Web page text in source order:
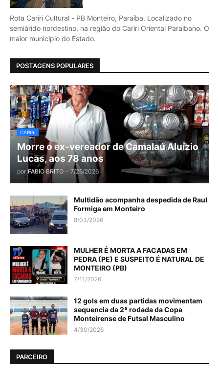
Rota Cariri Cultural - PB Monteiro, Paraíba. Localizado no
semiárido nordestino, na região do Cariri Oriental Paraibano. O
maior município do Estado.
POSTAGENS POPULARES
CARIRI
Morre o ex-vereador de Camalaú Aluízio
Lucas, aos 78 anos
por FABIO BRITO - 7/26/2026
Multidão acompanha despedida de Raul
Formiga em Monteiro
8/03/2026
MULHER É MORTA A FACADAS EM
PEDRA (PE) E SUSPEITO É NATURAL DE
MONTEIRO (PB)
7/11/2026
12 gols em duas partidas movimentam
sequencia da 2ª rodada da Copa
Monteirense de Futsal Masculino
4/30/2026
PARCEIRO